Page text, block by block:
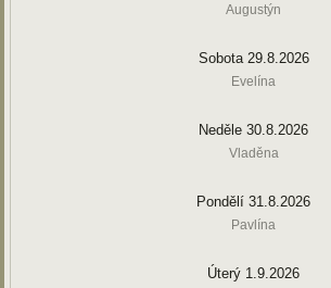
Augustýn
Sobota 29.8.2026
Evelína
Neděle 30.8.2026
Vladěna
Pondělí 31.8.2026
Pavlína
Úterý 1.9.2026